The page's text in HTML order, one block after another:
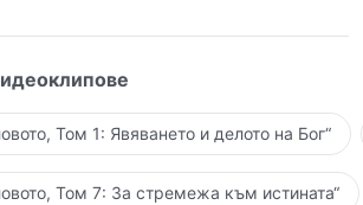
Том 1: Явяването и делото на Бог“
Том 7: За стремежа към истината“